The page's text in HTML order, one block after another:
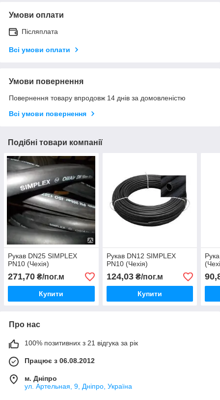
Умови оплати
Післяплата
Всі умови оплати
Умови повернення
Повернення товару впродовж 14 днів за домовленістю
Всі умови повернення
Подібні товари компанії
Рукав DN25 SIMPLEX
PN10 (Чехія)
271,70 ₴/пог.м
Купити
Рукав DN12 SIMPLEX
PN10 (Чехія)
124,03₴/пог.м
Купити
Про нас
100% позитивних з 21 відгука за рік
Працює з 06.08.2012
м. Дніпро
ул. Артельная, 9, Дніпро, Україна